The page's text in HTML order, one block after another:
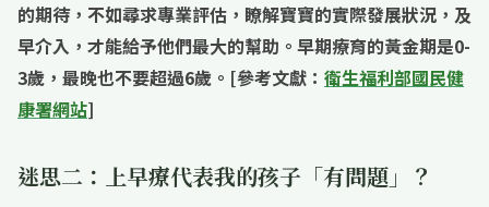
的期待，不如尋求專業評估，瞭解寶寶的實際發展狀況，及
早介入，才能給予他們最大的幫助。早期療育的黃金期是0-
3歲，最晚也不要超過6歲。[參考文獻： 衛生福利部國民健
康署網站]
迷思二：上早療代表我的孩子「有問題」？